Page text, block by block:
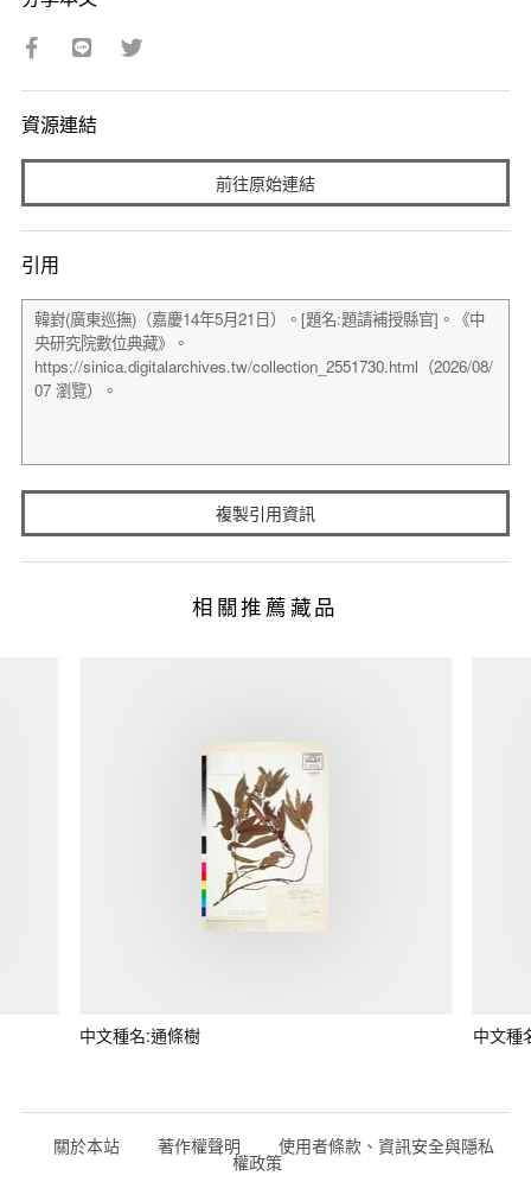
資源連結
前往原始連結
引用
複製引用資訊
相關推薦藏品
中文種名:通條樹 中文種
關於本站 著作權聲明 使用者條款、資訊安全與隱私
權政策